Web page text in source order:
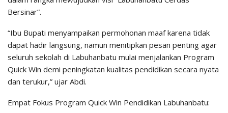
Bersinar”.
“Ibu Bupati menyampaikan permohonan maaf karena tidak
dapat hadir langsung, namun menitipkan pesan penting agar
seluruh sekolah di Labuhanbatu mulai menjalankan Program
Quick Win demi peningkatan kualitas pendidikan secara nyata
dan terukur,” ujar Abdi.
Empat Fokus Program Quick Win Pendidikan Labuhanbatu: